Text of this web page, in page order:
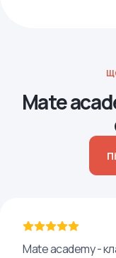
Mate
Mate academy -